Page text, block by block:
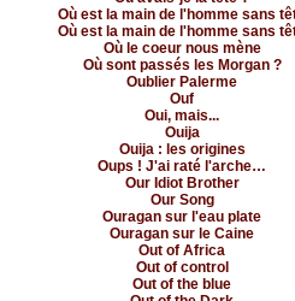
Où est la main de l'homme sans
Où est la main de l'homme sans
Où le coeur nous mène
Où sont passés les Morgan ?
Oublier Palerme
Ouf
Oui, mais...
Ouija
Ouija : les origines
Oups ! J'ai raté l'arche…
Our Idiot Brother
Our Song
Ouragan sur l'eau plate
Ouragan sur le Caine
Out of Africa
Out of control
Out of the blue